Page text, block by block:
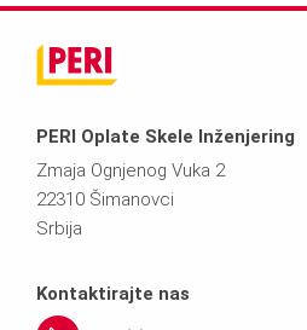
PERI Oplate Skele Inženjering
Zmaja Ognjenog Vuka 2
22310 Šimanovci
Srbija
Kontaktirajte nas